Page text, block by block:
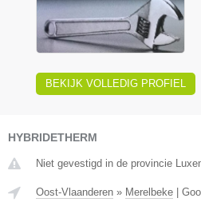
BEKIJK VOLLEDIG PROFIEL
HYBRIDETHERM
Niet gevestigd in de provincie
Oost-Vlaanderen » Merelbeke |